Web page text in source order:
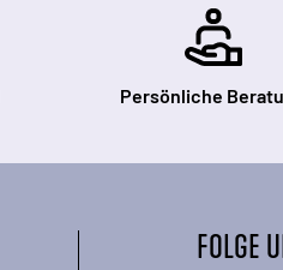
Persönliche
FOLGE